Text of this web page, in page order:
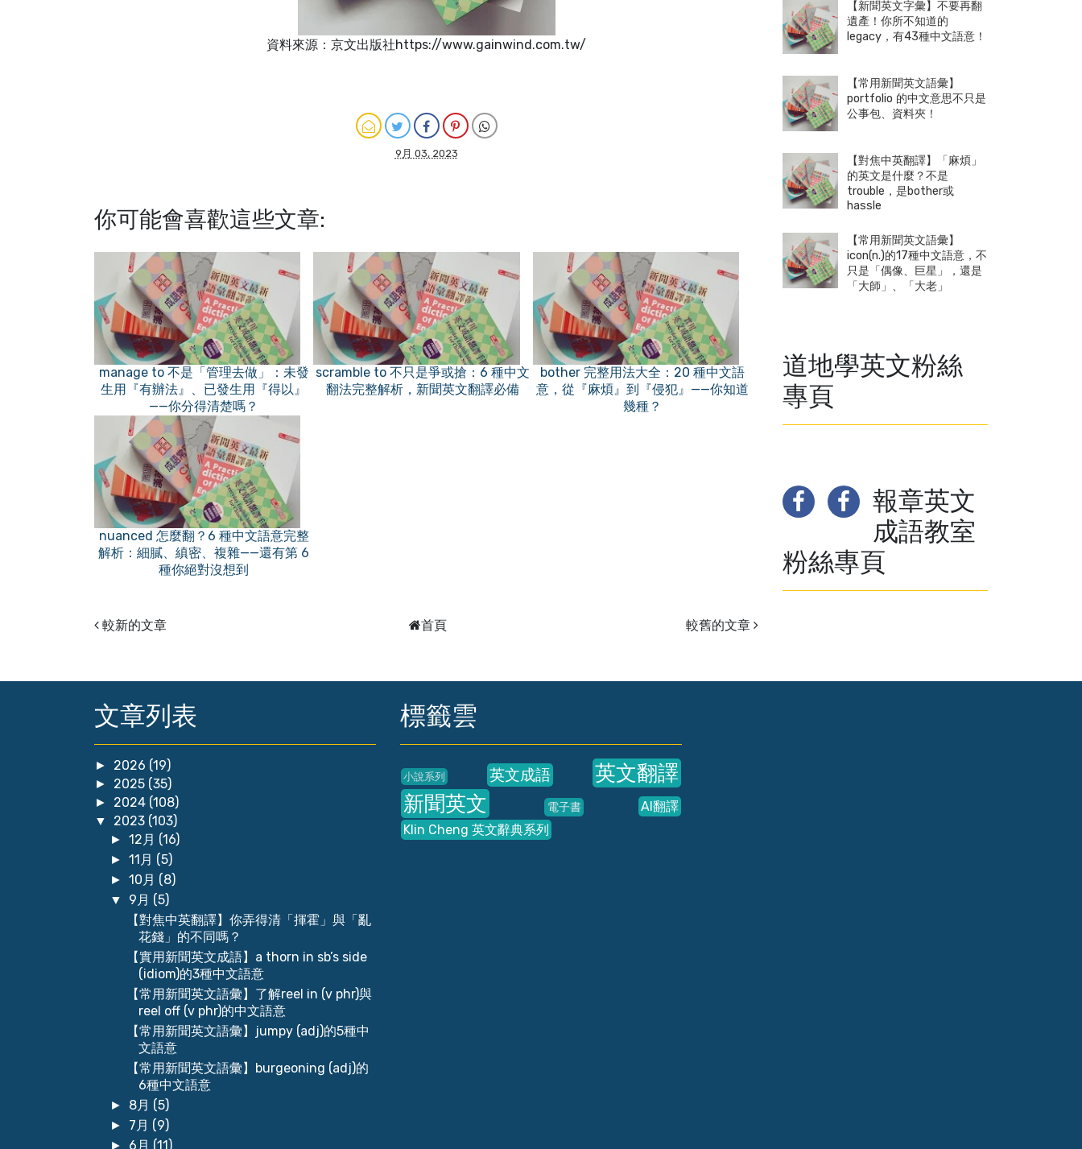
資料來源：京文出版社https://www.gainwind.com.tw/
9月 03, 2023
你可能會喜歡這些文章:
manage to 不是「管理去做」：未發
生用『有辦法』、已發生用『得以』
——你分得清楚嗎？
scramble to 不只是爭或搶：6 種中文
翻法完整解析，新聞英文翻譯必備
bother 完整用法大全：20 種中文語
意，從『麻煩』到『侵犯』——你知道
幾種？
nuanced 怎麼翻？6 種中文語意完整
解析：細膩、縝密、複雜——還有第 6
種你絕對沒想到
較新的文章 較舊的文章
首頁
【新聞英文字彙】不要再翻
遺產！你所不知道的
legacy，有43種中文語意！
【常用新聞英文語彙】
portfolio 的中文意思不只是
公事包、資料夾！
【對焦中英翻譯】「麻煩」
的英文是什麼？不是
trouble，是bother或
hassle
【常用新聞英文語彙】
icon(n.)的17種中文語意，不
只是「偶像、巨星」，還是
「大師」、「大老」
道地學英文粉絲
專頁
報章英文
成語教室
粉絲專頁
文章列表
► 2026 (19)
► 2025 (35)
► 2024 (108)
▼ 2023 (103)
►12月 (16)
►11月 (5)
►10月 (8)
▼ 9月 (5)
【對焦中英翻譯】你弄得清「揮霍」與「亂
花錢」的不同嗎？
【實用新聞英文成語】a thorn in sb’s side
(idiom)的3種中文語意
【常用新聞英文語彙】了解reel in (v phr)與
reel off (v phr)的中文語意
【常用新聞英文語彙】jumpy (adj)的5種中
文語意
【常用新聞英文語彙】burgeoning (adj)的
6種中文語意
► 8月 (5)
► 7月 (9)
► 6月 (11)
標籤雲
小說系列 英文成語
英文翻譯
新聞英文
電子書
AI翻譯
Klin Cheng 英文辭典系列